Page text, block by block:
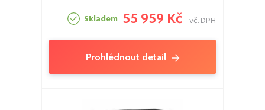
Skladem 55 959 Kč vč. DPH
Prohlédnout detail